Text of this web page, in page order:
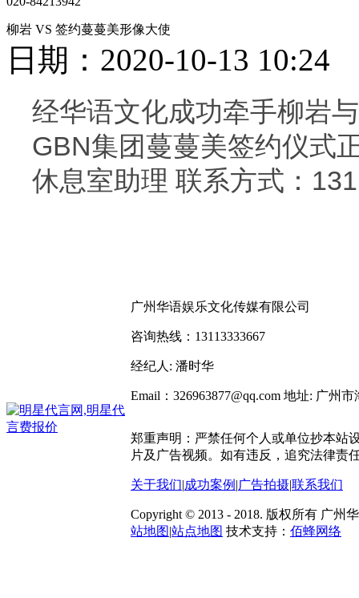
柳岩 VS 签约蔓蔓美形像大使
日期：2020-10-13
经华语文化成功牵手柳岩
GBN集团蔓蔓美签约仪式
休息室助理 联系方式：
广州华语娱乐文化传媒有限公司
咨询热线：13113333667
经纪人: 潘时华
Email：326963877@qq.com 地址: 广州市
郑重声明：严禁任何个人或单位抄本站
片及广告视频。如有违反，追究法律责
关于我们|成功案例 |广告拍摄|联系我们
Copyright © 2013 - 2018. 版权所有 广州
站地图|站点地图 技术支持： 佰蜂网络